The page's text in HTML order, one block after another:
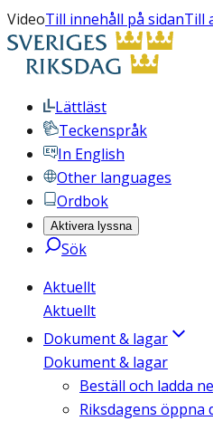
VideoTill innehåll på sidanTill
Lättläst
Teckenspråk
In English
Other languages
Ordbok
Aktivera lyssna
Sök
Aktuellt
Aktuellt
Dokument & lagar
Dokument & lagar
Beställ och ladda
Riksdagens öppna